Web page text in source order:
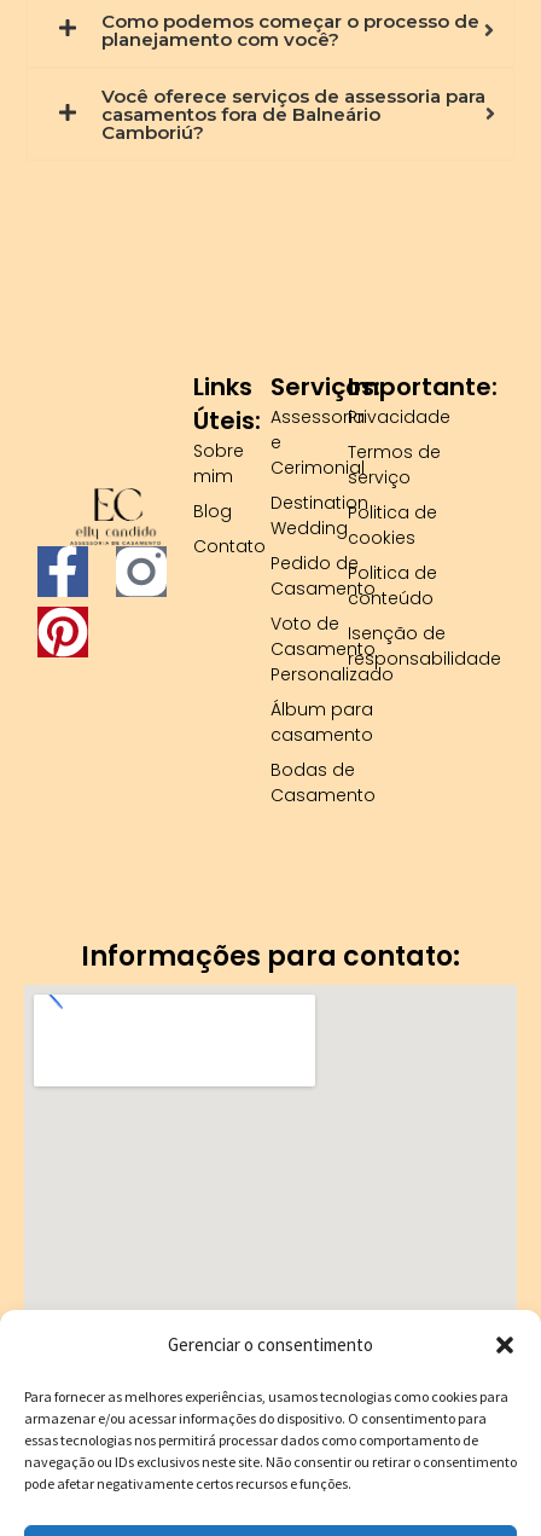
Gerenciar o consentimento
Para fornecer as melhores experiências, usamos tecnologias como cookies para
armazenar e/ou acessar informações do dispositivo. O consentimento para
essas tecnologias nos permitirá processar dados como comportamento de
navegação ou IDs exclusivos neste site. Não consentir ou retirar o consentimento
pode afetar negativamente certos recursos e funções.
Como podemos começar o processo de
planejamento com você?
Você oferece serviços de assessoria para
casamentos fora de Balneário
Camboriú?
F
a
c
-
f
P
i
n
t
Serviços:
Assessoria
e
Cerimonial
Destination
Wedding
Pedido de
Casamento
Voto de
Casamento
Personalizado
Álbum para
casamento
Bodas de
Casamento
Links
Úteis:
Sobre
mim
Blog
Contato
Importante:
Privacidade
Termos de
serviço
Politica de
cookies
Politica de
conteúdo
Isenção de
responsabilidade
Informações para contato:
CEP:88101-250
E-mail:elly.candido@gmail.com
Funcionamento:Segunda a Sexta: 8:00 às 21:00 e Sábado: 8:00